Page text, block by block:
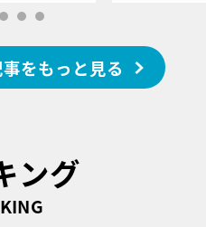
をもっと見る
ング